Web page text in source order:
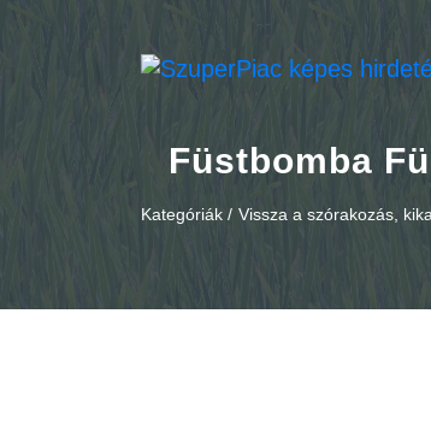
Füstbomba
Kategóriák / Vissza a szórakozás,